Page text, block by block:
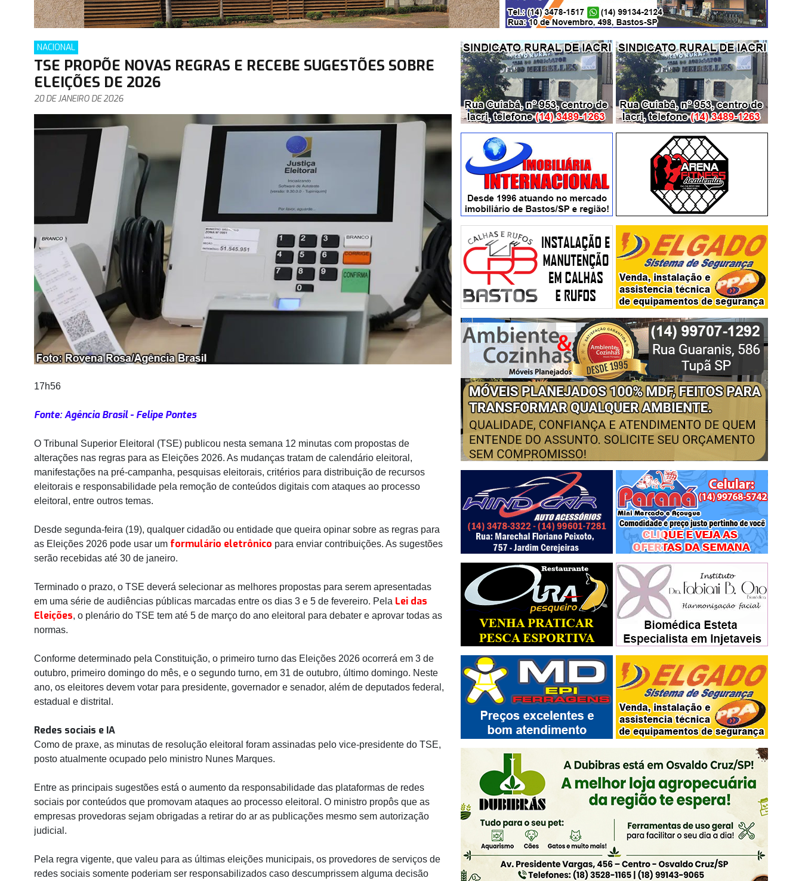
NACIONAL
TSE PROPÕE NOVAS REGRAS E RECEBE SUGESTÕES SOBRE
ELEIÇÕES DE 2026
20 DE JANEIRO DE 2026
17h56
Fonte: Agência Brasil - Felipe Pontes
O Tribunal Superior Eleitoral (TSE) publicou nesta semana 12 minutas com propostas de
alterações nas regras para as Eleições 2026. As mudanças tratam de calendário eleitoral,
manifestações na pré-campanha, pesquisas eleitorais, critérios para distribuição de recursos
eleitorais e responsabilidade pela remoção de conteúdos digitais com ataques ao processo
eleitoral, entre outros temas.
Desde segunda-feira (19), qualquer cidadão ou entidade que queira opinar sobre as regras para
as Eleições 2026 pode usar um formulário eletrônico para enviar contribuições. As sugestões
serão recebidas até 30 de janeiro.
Terminado o prazo, o TSE deverá selecionar as melhores propostas para serem apresentadas
em uma série de audiências públicas marcadas entre os dias 3 e 5 de fevereiro. Pela Lei das
Eleições, o plenário do TSE tem até 5 de março do ano eleitoral para debater e aprovar todas as
normas.
Conforme determinado pela Constituição, o primeiro turno das Eleições 2026 ocorrerá em 3 de
outubro, primeiro domingo do mês, e o segundo turno, em 31 de outubro, último domingo. Neste
ano, os eleitores devem votar para presidente, governador e senador, além de deputados federal,
estadual e distrital.
Redes sociais e IA
Como de praxe, as minutas de resolução eleitoral foram assinadas pelo vice-presidente do TSE,
posto atualmente ocupado pelo ministro Nunes Marques.
Entre as principais sugestões está o aumento da responsabilidade das plataformas de redes
sociais por conteúdos que promovam ataques ao processo eleitoral. O ministro propôs que as
empresas provedoras sejam obrigadas a retirar do ar as publicações mesmo sem autorização
judicial.
Pela regra vigente, que valeu para as últimas eleições municipais, os provedores de serviços de
redes sociais somente poderiam ser responsabilizados caso descumprissem alguma decisão